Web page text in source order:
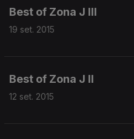
Best of Zona J III
19 set. 2015
Best of Zona J II
12 set. 2015